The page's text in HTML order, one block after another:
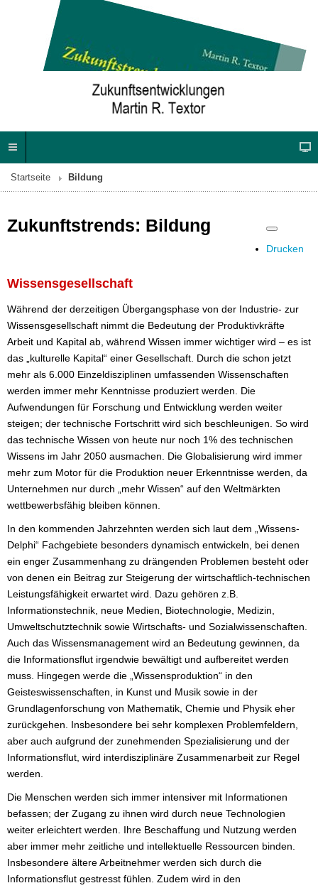
Startseite Bildung
Drucken
Zukunftstrends: Bildung
Wissensgesellschaft
Während der derzeitigen Übergangsphase von der Industrie- zur
Wissensgesellschaft nimmt die Bedeutung der Produktivkräfte
Arbeit und Kapital ab, während Wissen immer wichtiger wird – es ist
das „kulturelle Kapital“ einer Gesellschaft. Durch die schon jetzt
mehr als 6.000 Einzeldisziplinen umfassenden Wissenschaften
werden immer mehr Kenntnisse produziert werden. Die
Aufwendungen für Forschung und Entwicklung werden weiter
steigen; der technische Fortschritt wird sich beschleunigen. So wird
das technische Wissen von heute nur noch 1% des technischen
Wissens im Jahr 2050 ausmachen. Die Globalisierung wird immer
mehr zum Motor für die Produktion neuer Erkenntnisse werden, da
Unternehmen nur durch „mehr Wissen“ auf den Weltmärkten
wettbewerbsfähig bleiben können.
In den kommenden Jahrzehnten werden sich laut dem „Wissens-
Delphi“ Fachgebiete besonders dynamisch entwickeln, bei denen
ein enger Zusammenhang zu drängenden Problemen besteht oder
von denen ein Beitrag zur Steigerung der wirtschaftlich-technischen
Leistungsfähigkeit erwartet wird. Dazu gehören z.B.
Informationstechnik, neue Medien, Biotechnologie, Medizin,
Umweltschutztechnik sowie Wirtschafts- und Sozialwissenschaften.
Auch das Wissensmanagement wird an Bedeutung gewinnen, da
die Informationsflut irgendwie bewältigt und aufbereitet werden
muss. Hingegen werde die „Wissensproduktion“ in den
Geisteswissenschaften, in Kunst und Musik sowie in der
Grundlagenforschung von Mathematik, Chemie und Physik eher
zurückgehen. Insbesondere bei sehr komplexen Problemfeldern,
aber auch aufgrund der zunehmenden Spezialisierung und der
Informationsflut, wird interdisziplinäre Zusammenarbeit zur Regel
werden.
Die Menschen werden sich immer intensiver mit Informationen
befassen; der Zugang zu ihnen wird durch neue Technologien
weiter erleichtert werden. Ihre Beschaffung und Nutzung werden
aber immer mehr zeitliche und intellektuelle Ressourcen binden.
Insbesondere ältere Arbeitnehmer werden sich durch die
Informationsflut gestresst fühlen. Zudem wird in den